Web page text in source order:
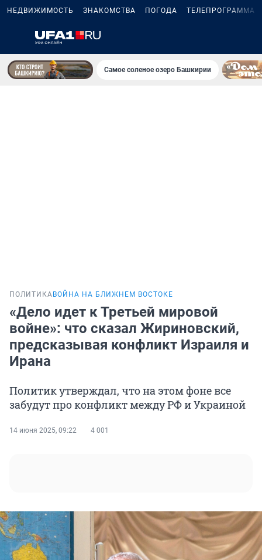
НЕДВИЖИМОСТЬ ЗНАКОМСТВА ПОГОДА ТЕЛЕПРОГРАММА
Самое соленое озеро Башкирии
ПОЛИТИКА ВОЙНА НА БЛИЖНЕМ ВОСТОКЕ
«Дело идет к Третьей мировой
войне»: что сказал Жириновский,
предсказывая конфликт Израиля и
Ирана
Политик утверждал, что на этом фоне все
забудут про конфликт между РФ и Украиной
14 июня 2025, 09:22 4 001